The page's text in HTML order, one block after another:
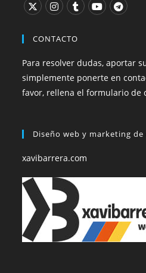
CONTACTO
Para resolver dudas, aportar
simplemente ponerte en
favor, rellena el formulario de
Diseño web y marketing
xavibarrera.com